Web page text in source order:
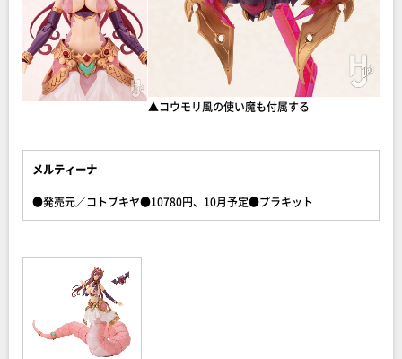
▲コウモリ風の使い魔も付属する
メルティーナ
●発売元／コトブキヤ●10780円、10月予定●プラキット